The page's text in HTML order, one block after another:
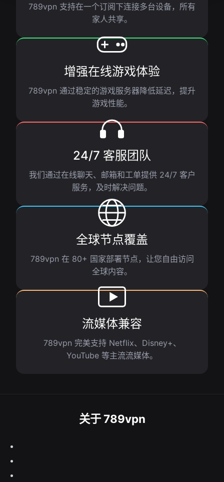
789vpn 支持在一个订阅下连接多台设备，所有
家人共享。
增强在线游戏体验
789vpn 通过稳定的游戏服务器降低延迟，提升
游戏性能。
24/7 客服团队
我们通过在线聊天、邮箱和工单提供 24/7 客户
服务，及时解决问题。
全球节点覆盖
789vpn 在 80+ 国家部署节点，让您自由访问
全球内容。
流媒体兼容
789vpn 完美支持 Netflix、Disney+、
YouTube 等主流流媒体。
关于 789vpn